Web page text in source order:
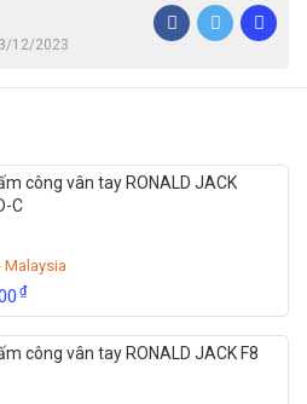
12/2023
công vân tay RONALD JACK
C
Malaysia
₫
công vân tay RONALD JACK F8